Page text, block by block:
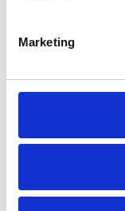
Marketing
ASC tour roulante
universelle 75 x 305
€2.279,00